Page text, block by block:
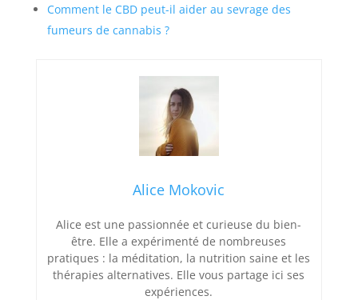
Comment le CBD peut-il aider au sevrage des
fumeurs de cannabis ?
Alice Mokovic
Alice est une passionnée et curieuse du bien-
être. Elle a expérimenté de nombreuses
pratiques : la méditation, la nutrition saine et les
thérapies alternatives. Elle vous partage ici ses
expériences.